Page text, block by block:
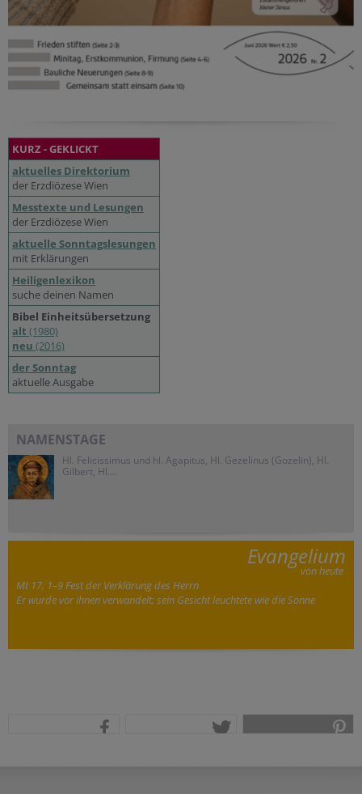
KURZ - GEKLICKT
aktuelles Direktorium
der Erzdiözese Wien
Messtexte und Lesungen
der Erzdiözese Wien
aktuelle Sonntagslesungen
mit Erklärungen
Heiligenlexikon
suche deinen Namen
Bibel Einheitsübersetzung
alt (1980)
neu (2016)
der Sonntag
aktuelle Ausgabe
NAMENSTAGE
Hl. Felicissimus und hl. Agapitus, Hl. Gezelinus (Gozelin), Hl.
Gilbert, Hl....
Evangelium
von heute
Mt 17, 1–9 Fest der Verklärung des Herrn
Er wurde vor ihnen verwandelt; sein Gesicht leuchtete wie die Sonne